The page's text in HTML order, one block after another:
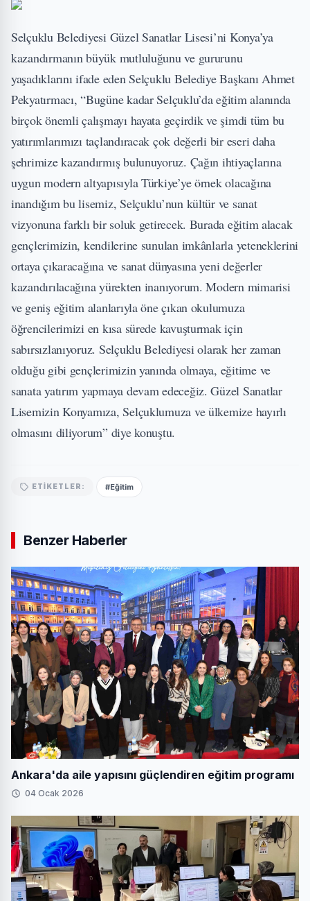
Selçuklu Belediyesi Güzel Sanatlar Lisesi’ni Konya’ya
kazandırmanın büyük mutluluğunu ve gururunu
yaşadıklarını ifade eden Selçuklu Belediye Başkanı Ahmet
Pekyatırmacı, “Bugüne kadar Selçuklu’da eğitim alanında
birçok önemli çalışmayı hayata geçirdik ve şimdi tüm bu
yatırımlarımızı taçlandıracak çok değerli bir eseri daha
şehrimize kazandırmış bulunuyoruz. Çağın ihtiyaçlarına
uygun modern altyapısıyla Türkiye’ye örnek olacağına
inandığım bu lisemiz, Selçuklu’nun kültür ve sanat
vizyonuna farklı bir soluk getirecek. Burada eğitim alacak
gençlerimizin, kendilerine sunulan imkânlarla yeteneklerini
ortaya çıkaracağına ve sanat dünyasına yeni değerler
kazandırılacağına yürekten inanıyorum. Modern mimarisi
ve geniş eğitim alanlarıyla öne çıkan okulumuza
öğrencilerimizi en kısa sürede kavuşturmak için
sabırsızlanıyoruz. Selçuklu Belediyesi olarak her zaman
olduğu gibi gençlerimizin yanında olmaya, eğitime ve
sanata yatırım yapmaya devam edeceğiz. Güzel Sanatlar
Lisemizin Konyamıza, Selçuklumuza ve ülkemize hayırlı
olmasını diliyorum” diye konuştu.
ETIKETLER: #Eğitim
Benzer Haberler
Ankara'da aile yapısını güçlendiren eğitim programı
04 Ocak 2026